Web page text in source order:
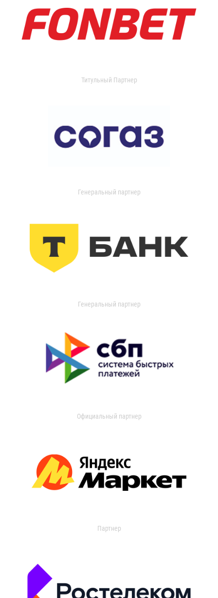
Титульный Партнер
Генеральный партнер
Генеральный партнер
Официальный партнер
Партнер